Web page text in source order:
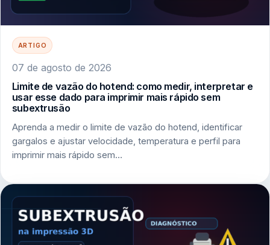
ARTIGO
07 de agosto de 2026
Limite de vazão do hotend: como medir, interpretar e
usar esse dado para imprimir mais rápido sem
subextrusão
Aprenda a medir o limite de vazão do hotend, identificar
gargalos e ajustar velocidade, temperatura e perfil para
imprimir mais rápido sem…